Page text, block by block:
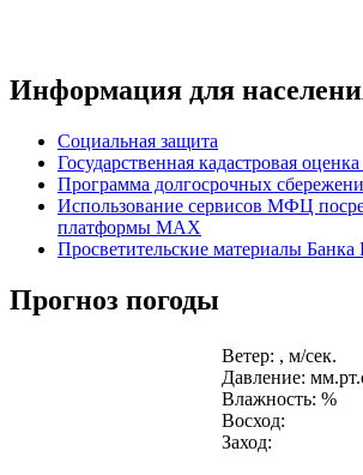
Информация для
Социальная защита
Государственная кадастровая
Программа долгосрочных
Использование сервисов МФЦ
платформы MAX
Просветительские материалы Банка
Прогноз погоды
Ветер: , м/сек.
Давление:
Влажность: %
Восход:
Заход: